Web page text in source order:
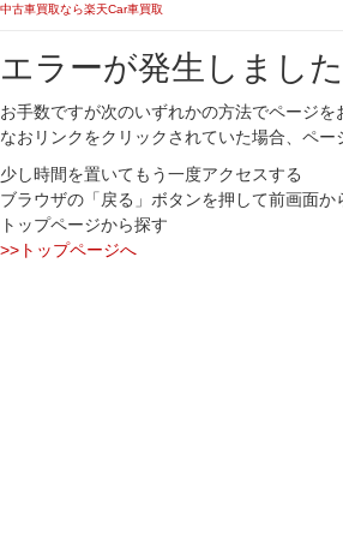
中古車買取なら楽天Car車買取
エラーが発生しました
お手数ですが次のいずれかの方法でページを
なおリンクをクリックされていた場合、ペ
少し時間を置いてもう一度アクセスする
ブラウザの「戻る」ボタンを押して前画面か
トップページから探す
>>トップページへ